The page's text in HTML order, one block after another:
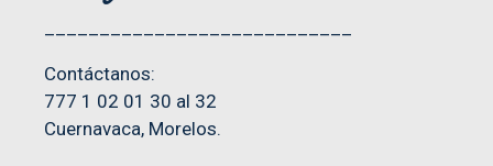
Contáctanos:
777 1 02 01 30 al 32
Cuernavaca, Morelos.